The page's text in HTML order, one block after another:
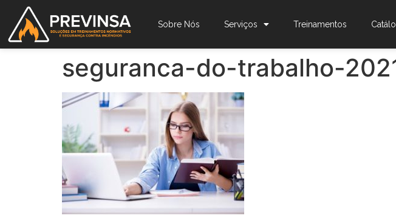
Sobre Nós Serviços Treinamentos
seguranca-do-trabalho-